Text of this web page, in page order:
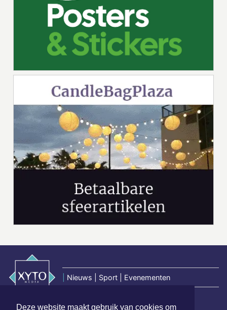
Deze website maakt gebruik van cookies om
Nieuws | Sport | Evenementen